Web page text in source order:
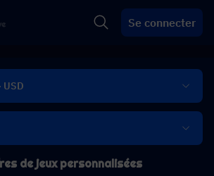
Se connecter
USD
de jeux personnalisées